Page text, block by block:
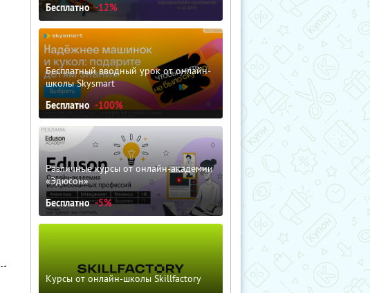
Бесплатно -12%
Бесплатный вводный урок от онлайн-
школы Skysmart
Бесплатно -100%
Различные курсы от онлайн-академии
«Эдюсон»
Бесплатно -5%
Курсы от онлайн-школы Skillfactory